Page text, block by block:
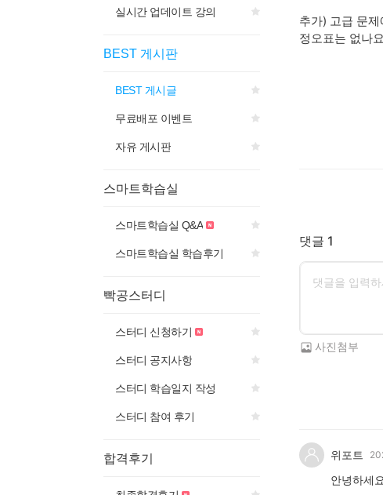
실시간 업데이트 강의
BEST 게시판
BEST 게시글
무료배포 이벤트
자유 게시판
스마트학습실
스마트학습실 Q&A
스마트학습실 학습후기
빡공스터디
스터디 신청하기
스터디 공지사항
스터디 학습일지 작성
스터디 참여 후기
합격후기
추가) 고급 문
정오표는 없나
댓글 1
사진첨부
위포트
안녕하세